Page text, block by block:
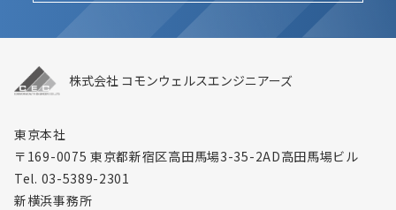
株式会社 コモンウェルスエンジニアーズ
東京本社
〒169-0075 東京都新宿区高田馬場3-35-2AD高田馬場ビル
Tel. 03-5389-2301
新横浜事務所